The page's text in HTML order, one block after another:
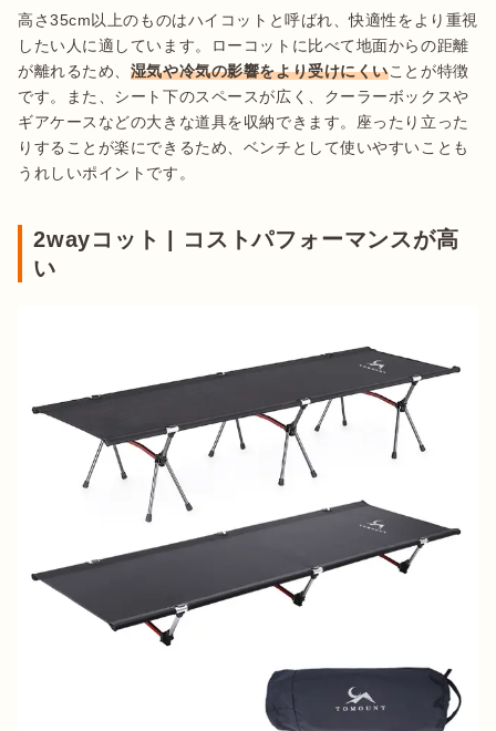
高さ35cm以上のものはハイコットと呼ばれ、快適性をより重視
したい人に適しています。ローコットに比べて地面からの距離
が離れるため、 湿気や冷気の影響をより受けにくいことが特徴
です。また、シート下のスペースが広く、クーラーボックスや
ギアケースなどの大きな道具を収納できます。座ったり立った
りすることが楽にできるため、ベンチとして使いやすいことも
うれしいポイントです。
2wayコット | コストパフォーマンスが高
い